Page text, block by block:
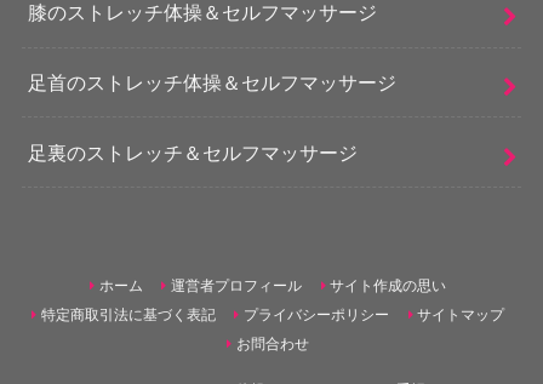
膝のストレッチ体操＆セルフマッサージ
足首のストレッチ体操＆セルフマッサージ
足裏のストレッチ＆セルフマッサージ
ホーム 運営者プロフィール
サイト作成の思い
特定商取引法に基づく表記
プライバシーポリシー
サイトマップ
お問合わせ